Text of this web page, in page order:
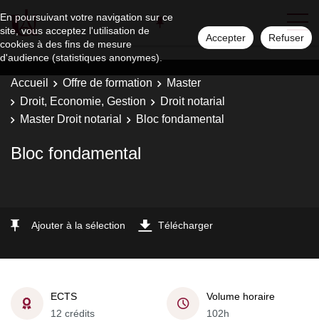
En poursuivant votre navigation sur ce
site, vous acceptez l'utilisation de
cookies à des fins de mesure
d'audience (statistiques anonymes).
Accepter Refuser
Accueil Offre de formation
Master
Droit, Economie, Gestion
Droit notarial
Master Droit notarial
Bloc fondamental
Bloc fondamental
Ajouter à la sélection Télécharger
ECTS
12 crédits
Volume horaire
102h